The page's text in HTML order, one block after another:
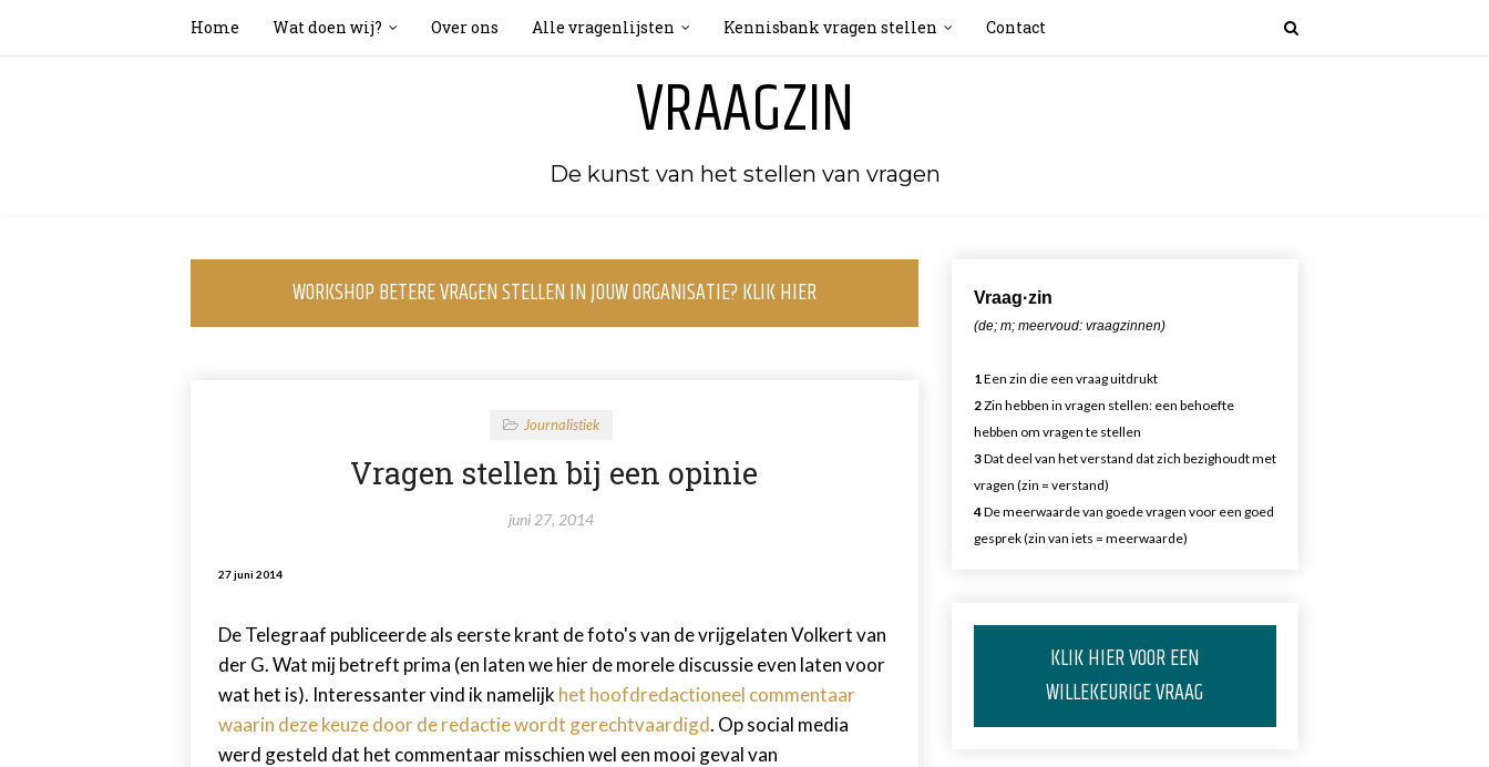
VRAAGZIN
De kunst van het stellen van vragen
Home Wat doen wij? Over ons Alle vragenlijsten Kennisbank vragen stellen Contact
WORKSHOP BETERE VRAGEN STELLEN IN JOUW ORGANISATIE? KLIK HIER
Journalistiek
Vragen stellen bij een opinie
juni 27, 2014
27 juni 2014
De Telegraaf publiceerde als eerste krant de foto's van de vrijgelaten Volkert van
der G. Wat mij betreft prima (en laten we hier de morele discussie even laten voor
wat het is). Interessanter vind ik namelijk het hoofdredactioneel commentaar
waarin deze keuze door de redactie wordt gerechtvaardigd. Op social media
werd gesteld dat het commentaar misschien wel een mooi geval van
Vraag·zin
(de; m; meervoud: vraagzinnen)
1Een zin die een vraag uitdrukt
2Zin hebben in vragen stellen: een behoefte
hebben om vragen te stellen
3Dat deel van het verstand dat zich bezighoudt met
vragen (zin = verstand)
4De meerwaarde van goede vragen voor een goed
gesprek (zin van iets = meerwaarde)
KLIK HIER VOOR EEN
WILLEKEURIGE VRAAG